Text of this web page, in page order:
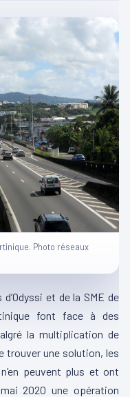
Photo réseaux
et de la SME de
font face à des
la multiplication de
trouver une solution, les
peuvent plus et ont
2020 une opération